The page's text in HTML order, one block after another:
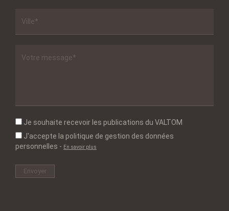
Je souhaite recevoir les publications du VALTOM
J'accepte la politique de gestion des données
personnelles - En savoir plus